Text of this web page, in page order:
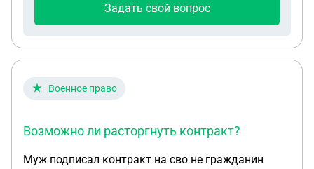
Задать свой вопрос
Военное право
Возможно ли расторгнуть контракт?
Муж подписал контракт на сво не гражданин